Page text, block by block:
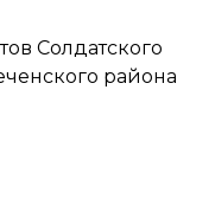
Солдатского
района